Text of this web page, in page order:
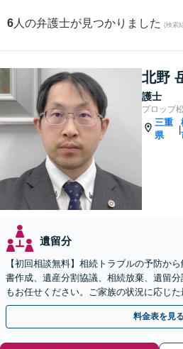
6 人の弁護士が見つかりました (検索
北野
護士
プロップ
三重
県
|
遺留分
【初回相談無料】相続トラブルの予防か
書作成、遺産分割協議、相続放棄、遺留
もお任せください。ご家族の状況に応じ
します【電話相談可】【休日面談可】
料金表を見る